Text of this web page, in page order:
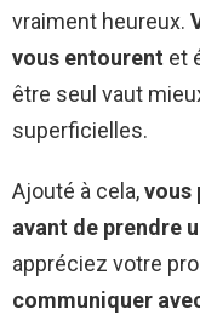
vraiment heureux.
vous entourent et
être seul vaut
superficielles.
Ajouté à cela,vous
avant de prendre
appréciez votre
communiquer